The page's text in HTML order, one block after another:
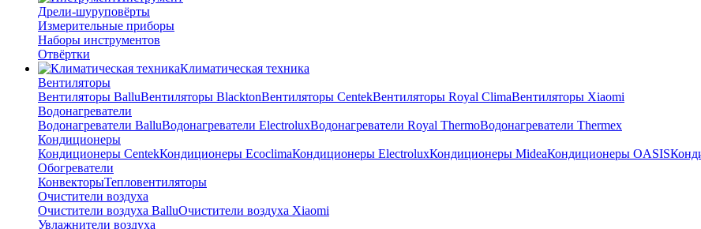
Дрели-шуруповёрты
Измерительные приборы
Наборы инструментов
Отвёртки
Климатическая техника
Вентиляторы
Вентиляторы BalluВентиляторы BlacktonВентиляторы CentekВентиляторы Royal ClimaВентиляторы Xiaomi
Водонагреватели
Водонагреватели BalluВодонагреватели ElectroluxВодонагреватели Royal ThermoВодонагреватели Thermex
Кондиционеры
Кондиционеры CentekКондиционеры EcoclimaКондиционеры ElectroluxКондиционеры MideaКондиционеры OASIS
Обогреватели
КонвекторыТепловентиляторы
Очистители воздуха
Очистители воздуха BalluОчистители воздуха Xiaomi
Увлажнители воздуха